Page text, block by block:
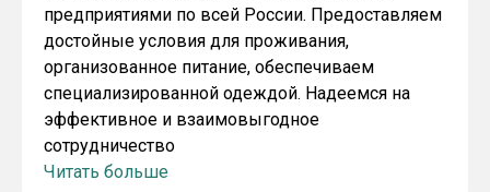
предприятиями по всей России. Предоставляем
достойные условия для проживания,
организованное питание, обеспечиваем
специализированной одеждой. Надеемся на
эффективное и взаимовыгодное
сотрудничество
Читать больше